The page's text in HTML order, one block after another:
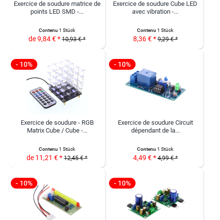
Exercice de soudure matrice de
points LED SMD -...
Contenu 1 Stück
de 9,84 € * 10,93 € *
Exercice de soudure Cube LED
avec vibration -...
Contenu 1 Stück
8,36 € * 9,29 € *
- 10%
Exercice de soudure - RGB
Matrix Cube / Cube -...
Contenu 1 Stück
de 11,21 € * 12,45 € *
- 10%
Exercice de soudure Circuit
dépendant de la...
Contenu 1 Stück
4,49 € * 4,99 € *
- 10% - 10%